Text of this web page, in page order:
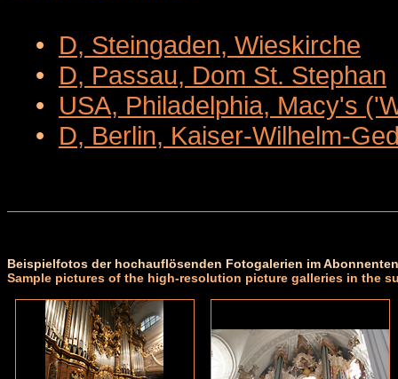
• D, Steingaden, Wieskirche
• D, Passau, Dom St. Stephan
• USA, Philadelphia, Macy's
• D, Berlin, Kaiser-Wilhelm-
Beispielfotos der hochauflösenden Fotogalerien im
Sample pictures of the high-resolution picture galleries in the